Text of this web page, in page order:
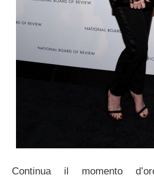
Continua il momento